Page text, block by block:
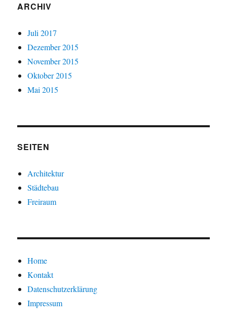
ARCHIV
Juli 2017
Dezember 2015
November 2015
Oktober 2015
Mai 2015
SEITEN
Architektur
Städtebau
Freiraum
Home
Kontakt
Datenschutzerklärung
Impressum